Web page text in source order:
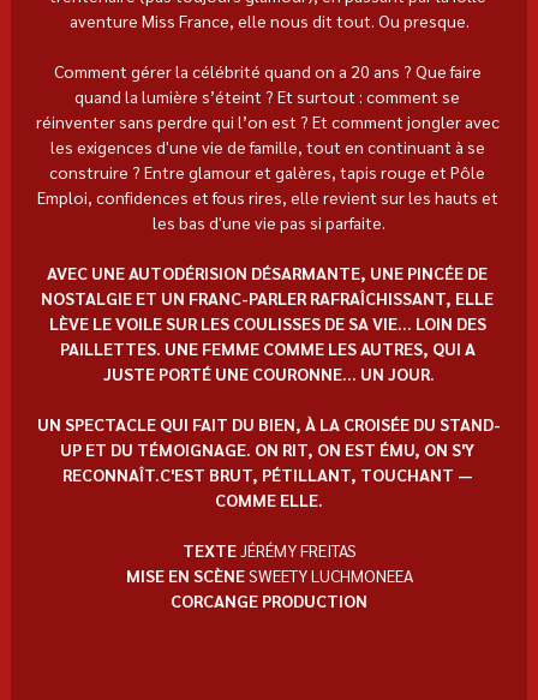
aventure Miss France, elle nous dit tout. Ou presque.
Comment gérer la célébrité quand on a 20 ans ? Que faire
quand la lumière s’éteint ? Et surtout : comment se
réinventer sans perdre qui l’on est ? Et comment jongler avec
les exigences d'une vie de famille, tout en continuant à se
construire ? Entre glamour et galères, tapis rouge et Pôle
Emploi, confidences et fous rires, elle revient sur les hauts et
les bas d'une vie pas si parfaite.
AVEC UNE AUTODÉRISION DÉSARMANTE, UNE PINCÉE DE
NOSTALGIE ET UN FRANC-PARLER RAFRAÎCHISSANT, ELLE
LÈVE LE VOILE SUR LES COULISSES DE SA VIE... LOIN DES
PAILLETTES. UNE FEMME COMME LES AUTRES, QUI A
JUSTE PORTÉ UNE COURONNE... UN JOUR.
UN SPECTACLE QUI FAIT DU BIEN, À LA CROISÉE DU STAND-
UP ET DU TÉMOIGNAGE. ON RIT, ON EST ÉMU, ON S'Y
RECONNAÎT.C'EST BRUT, PÉTILLANT, TOUCHANT —
COMME ELLE.
TEXTE JÉRÉMY FREITAS
MISE EN SCÈNE SWEETY LUCHMONEEA
CORCANGE PRODUCTION